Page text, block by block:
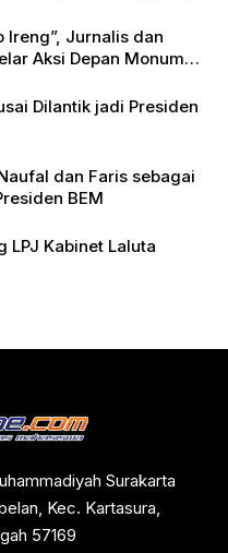
Ireng”, Jurnalis dan
Aksi Depan Monumen
Dilantik jadi Presiden
dan Faris sebagai
BEM
LPJ Kabinet Laluta
Surakarta
Kec. Kartasura,
57169